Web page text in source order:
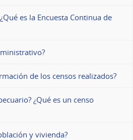
es la Encuesta Continua de
de los censos realizados?
¿Qué es un censo
y vivienda?